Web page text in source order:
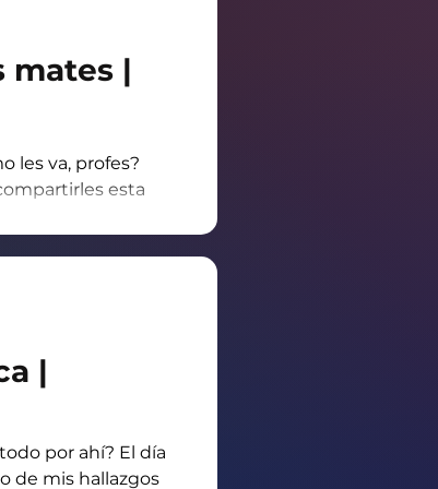
con banditas
mates |
les va, profes?
esta
tan linda como lo
de alegría
Para los
establece la
"A": Elige el mate
|
por ahí? El día
de mis hallazgos